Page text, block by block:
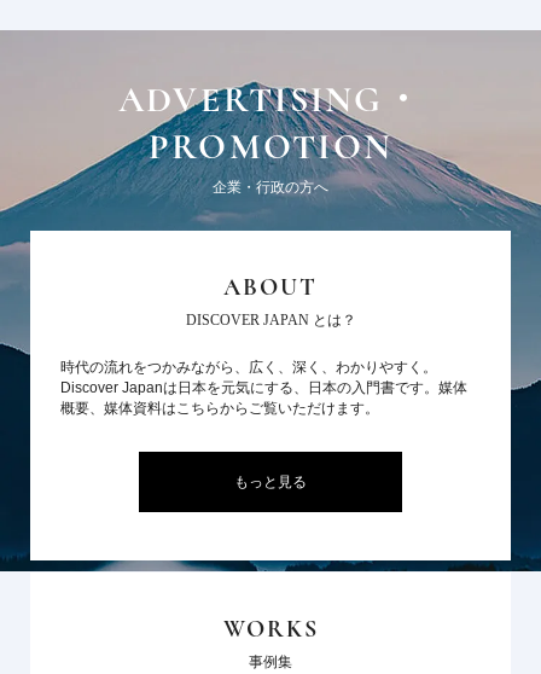
ADVERTISING・
PROMOTION
企業・行政の方へ
ABOUT
DISCOVER JAPAN とは？
時代の流れをつかみながら、広く、深く、わかりやすく。
Discover Japanは日本を元気にする、日本の入門書です。媒体
概要、媒体資料はこちらからご覧いただけます。
もっと見る
WORKS
事例集